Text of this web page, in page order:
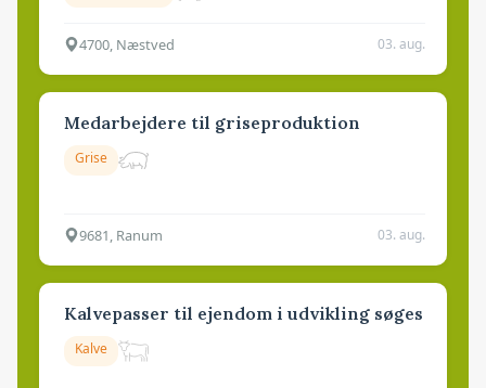
4700, Næstved 03. aug.
Medarbejdere til griseproduktion
Grise
9681, Ranum 03. aug.
Kalvepasser til ejendom i udvikling søges
Kalve